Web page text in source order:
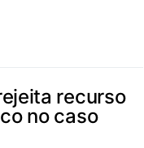
recurso
no caso